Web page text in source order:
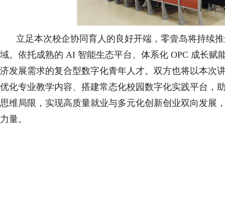
立足本次校企协同育人的良好开端，零壹岛将持续
域。依托成熟的 AI 智能生态平台、体系化 OPC 成长赋
济发展需求的复合型数字化青年人才。双方也将以本次
优化专业教学内容、搭建常态化校园数字化实践平台，
思维局限，实现高质量就业与多元化创新创业双向发展
力量。